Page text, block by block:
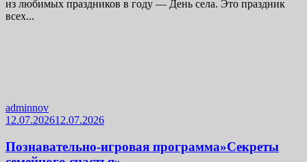
из любимых праздников в году — День села. Это праздник
всех...
adminnov
12.07.202612.07.2026
Познавательно-игровая программа»Секреты